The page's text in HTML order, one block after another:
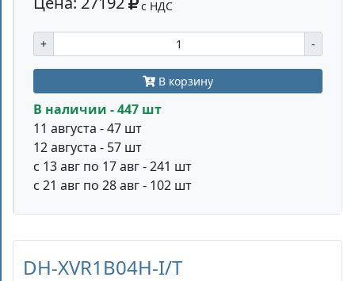
с НДС
+ -
В корзину
В наличии - 447 шт
11 августа - 47 шт
12 августа - 57 шт
с 13 авг по 17 авг - 241 шт
с 21 авг по 28 авг - 102 шт
DH-XVR1B04H-I/T